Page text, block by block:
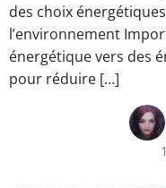
des choix
l’environnement
énergétique vers des
pour réduire […]